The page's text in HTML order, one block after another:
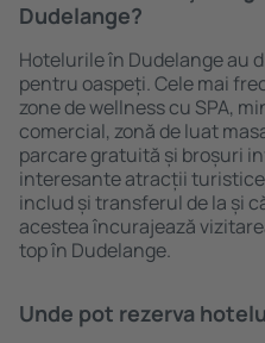
Dudelange?
Hotelurile în Dudelange au
pentru oaspeți. Cele mai
zone de wellness cu SPA,
comercial, zonă de luat
parcare gratuită și broșuri
interesante atracții
includ și transferul de la și
acestea încurajează
top în Dudelange.
Unde pot rezerva